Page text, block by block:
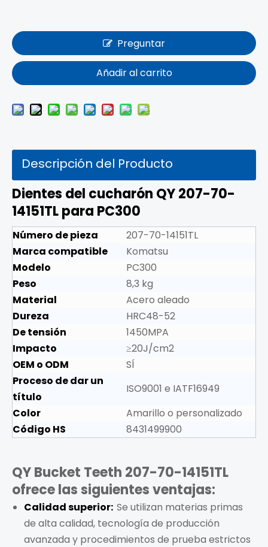
Preguntar
Añadir al carrito
Descripción del Producto
Dientes del cucharón QY 207-70-
14151TL para PC300
Número de pieza
207-70-14151TL
Marca compatible
Komatsu
Modelo
PC300
Peso
8,3 kg
Material
Acero aleado
Dureza
HRC48-52
De tensión
1450MPA
Impacto
≥20J/cm2
OEM o ODM
SÍ
Proceso de dar un
título
ISO9001 e IATF16949
Color
Amarillo o personalizado
Código HS
8431499900
QY Bucket Teeth 207-70-14151TL
ofrece las siguientes ventajas:
Calidad superior: Se utilizan materias primas
de alta calidad, tecnología de producción
avanzada y procedimientos de prueba estrictos